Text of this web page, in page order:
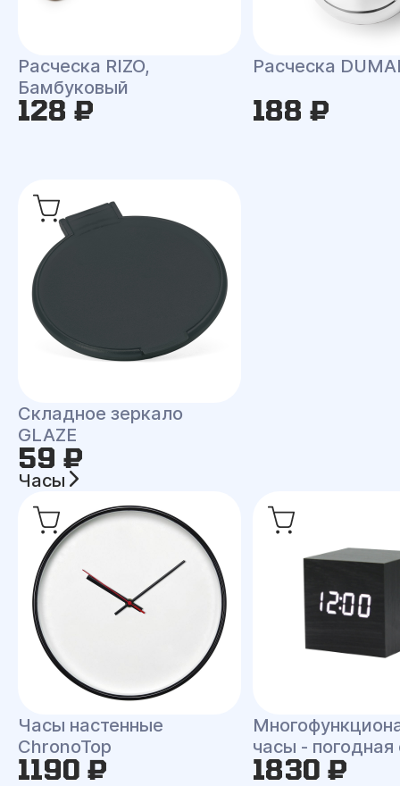
Расческа RIZO,
Бамбуковый
128 ₽
Расческа
188 ₽
Складное зеркало
GLAZE
59 ₽
Часы
Часы настенные
ChronoTop
1190 ₽
часы - погодная
1830 ₽